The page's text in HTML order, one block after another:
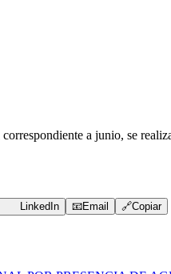
a junio, se
LinkedIn 📧Email 🔗Copiar